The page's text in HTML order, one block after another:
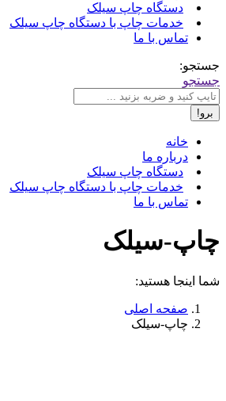
دستگاه چاپ سیلک
خدمات چاپ با دستگاه چاپ سیلک
تماس با ما
جستجو:
جستجو
خانه
درباره ما
دستگاه چاپ سیلک
خدمات چاپ با دستگاه چاپ سیلک
تماس با ما
چاپ-سیلک
شما اینجا هستید:
صفحه اصلی
چاپ-سیلک